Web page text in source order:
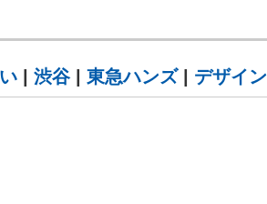
渋谷| 東急ハンズ| デザイン